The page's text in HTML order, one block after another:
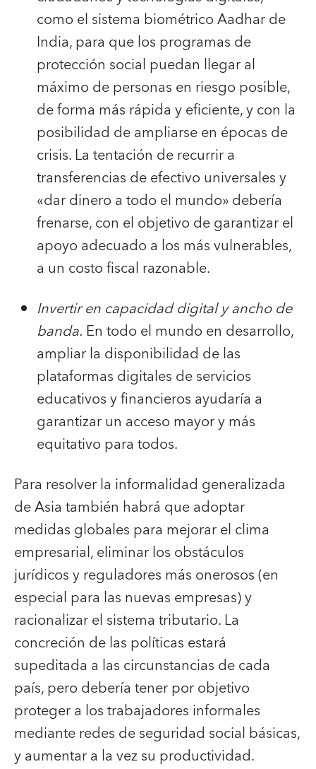
como el sistema biométrico Aadhar de
India, para que los programas de
protección social puedan llegar al
máximo de personas en riesgo posible,
de forma más rápida y eficiente, y con la
posibilidad de ampliarse en épocas de
crisis. La tentación de recurrir a
transferencias de efectivo universales y
«dar dinero a todo el mundo» debería
frenarse, con el objetivo de garantizar el
apoyo adecuado a los más vulnerables,
a un costo fiscal razonable.
Invertir en capacidad digital y ancho de
banda. En todo el mundo en desarrollo,
ampliar la disponibilidad de las
plataformas digitales de servicios
educativos y financieros ayudaría a
garantizar un acceso mayor y más
equitativo para todos.
Para resolver la informalidad generalizada
de Asia también habrá que adoptar
medidas globales para mejorar el clima
empresarial, eliminar los obstáculos
jurídicos y reguladores más onerosos (en
especial para las nuevas empresas) y
racionalizar el sistema tributario. La
concreción de las políticas estará
supeditada a las circunstancias de cada
país, pero debería tener por objetivo
proteger a los trabajadores informales
mediante redes de seguridad social básicas,
y aumentar a la vez su productividad.